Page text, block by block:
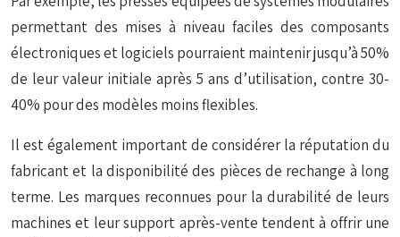
permettant des mises à niveau faciles des composants
électroniques et logiciels pourraient maintenir jusqu’à 50%
de leur valeur initiale après 5 ans d’utilisation, contre 30-
40% pour des modèles moins flexibles.
Il est également important de considérer la réputation du
fabricant et la disponibilité des pièces de rechange à long
terme. Les marques reconnues pour la durabilité de leurs
machines et leur support après-vente tendent à offrir une